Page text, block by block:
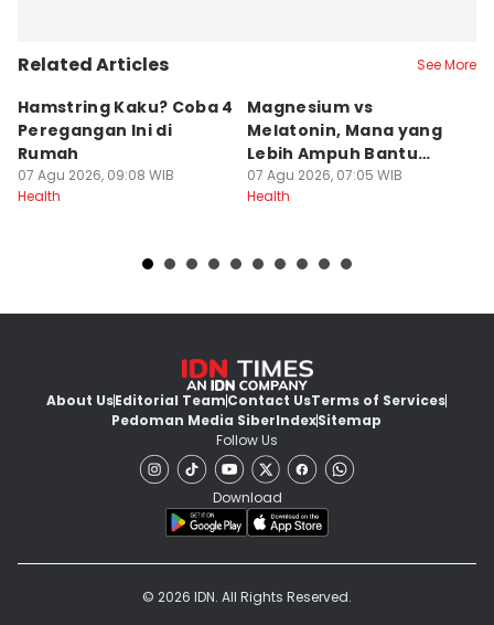
Related Articles See More
Hamstring Kaku? Coba 4
Peregangan Ini di
Rumah
07 Agu 2026, 09:08 WIB
Health
Magnesium vs
Melatonin, Mana yang
Lebih Ampuh Bantu
Tidur?
07 Agu 2026, 07:05 WIB
Health
About UsEditorial TeamContact UsTerms of Services
Pedoman Media SiberIndexSitemap
Follow Us
Download
© 2026 IDN. All Rights Reserved.